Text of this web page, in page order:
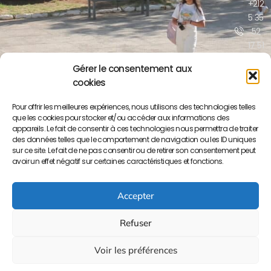
Gérer le consentement aux
cookies
Pour offrir les meilleures expériences, nous utilisons des technologies telles
que les cookies pour stocker et/ou accéder aux informations des
appareils. Le fait de consentir à ces technologies nous permettra de traiter
des données telles que le comportement de navigation ou les ID uniques
sur ce site. Le fait de ne pas consentir ou de retirer son consentement peut
avoir un effet négatif sur certaines caractéristiques et fonctions.
Accepter
Refuser
Voir les préférences
+212
5 35
52
17 51
Moulay
Youssef
Meknès
Copyright © 2023 Lycée Paul Valery. Tout droits réservés. –